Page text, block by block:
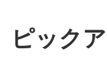
ピック